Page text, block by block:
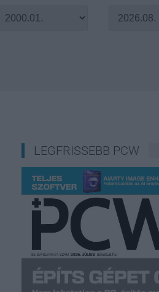
LEGFRISSEBB PCW